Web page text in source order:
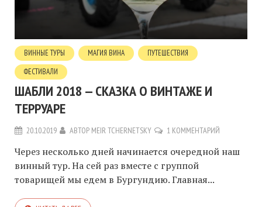
ВИННЫЕ ТУРЫ МАГИЯ ВИНА
ПУТЕШЕСТВИЯ
ФЕСТИВАЛИ
ШАБЛИ 2018 — СКАЗКА О ВИНТАЖЕ И
ТЕРРУАРЕ
20.10.2019 АВТОР MEIR TCHERNETSKY 1 КОММЕНТАРИЙ
Через несколько дней начинается очередной наш
винный тур. На сей раз вместе с группой
товарищей мы едем в Бургундию. Главная...